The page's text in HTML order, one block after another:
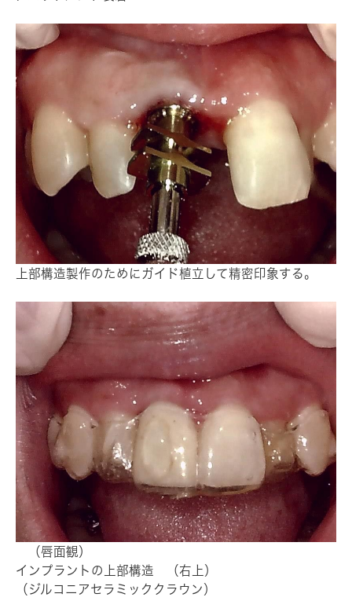
上部構造製作のためにガイド植立して精密印象する。
（唇面観）
インプラントの上部構造 （右上）
（ジルコニアセラミッククラウン）